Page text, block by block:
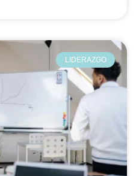
LIDERAZGO